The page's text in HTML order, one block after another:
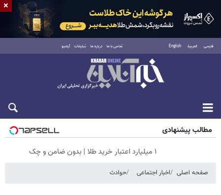
فارسی العربية English تماس با ما درباره ما تبلیغات آرشیو
جمعه ۱۶ مرداد ۱۴۰۵
مطالب پیشنهادی
۱ میلیارد اعتبار خرید طلا | بدون ضامن و چک
صفحه اصلی اخبار اجتماعی حوادث
×